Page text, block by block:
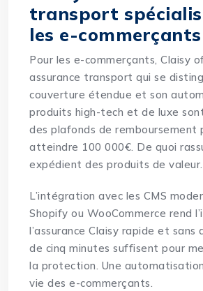
transport
les e-commerçants
Pour les e-commerçants, Claisy
assurance transport qui se
couverture étendue et son
produits high-tech et de luxe
des plafonds de remboursement
atteindre 100 000€. De quoi
expédient des produits de valeur.
L’intégration avec les CMS
Shopify ou WooCommerce rend
l’assurance Claisy rapide et sans
de cinq minutes suffisent pour
la protection. Une
vie des e-commerçants.